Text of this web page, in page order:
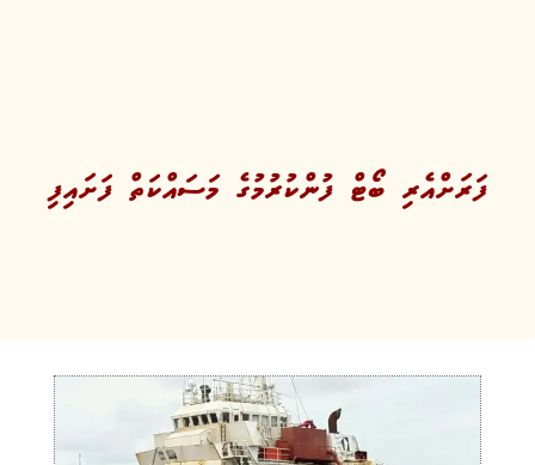
ފަރަށްއެރި ބޯޓް ފުންކުރުމުގެ މަސައްކަތް ފަށައިފި